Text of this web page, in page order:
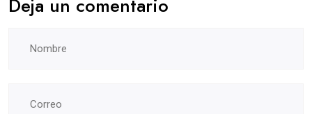
Deja un comentario